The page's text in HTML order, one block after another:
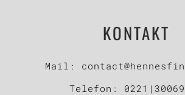
KONTAKT
Mail:
Telefon: